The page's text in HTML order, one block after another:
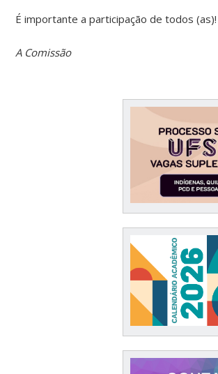
É importante a participação de todos (as)!
A Comissão